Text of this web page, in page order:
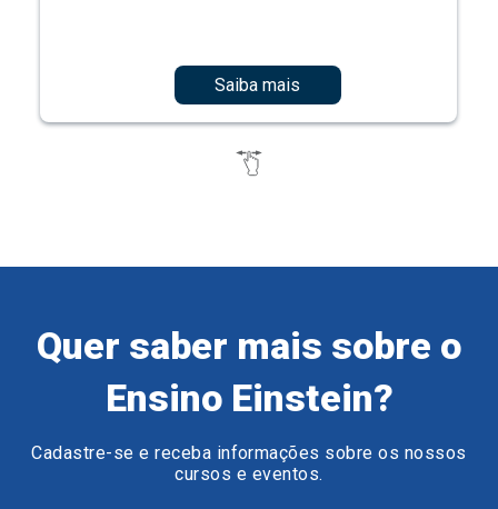
Saiba mais
Quer saber mais sobre o
Ensino Einstein?
Cadastre-se e receba informações sobre os nossos
cursos e eventos.